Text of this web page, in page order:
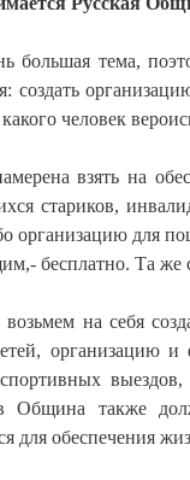
большая тема,
создать
человек
взять на
стариков,
организацию для
бесплатно. Та же
на себя
организацию и
спортивных
Община также
для обеспечения